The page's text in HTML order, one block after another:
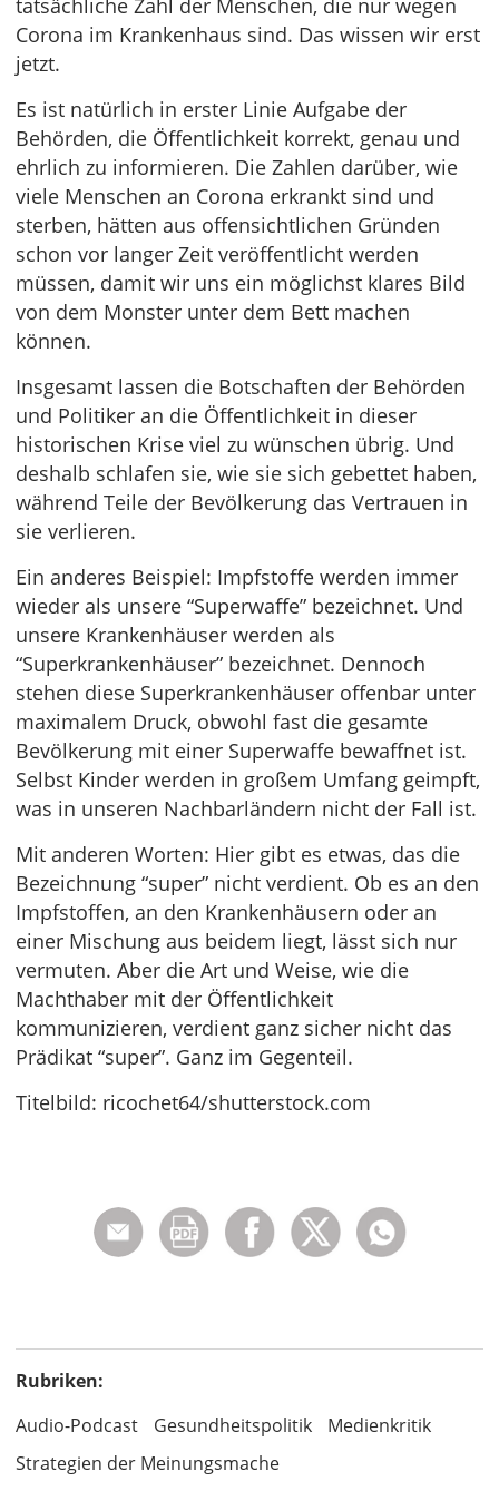
tatsächliche Zahl der Menschen, die nur wegen
Corona im Krankenhaus sind. Das wissen wir erst
jetzt.
Es ist natürlich in erster Linie Aufgabe der
Behörden, die Öffentlichkeit korrekt, genau und
ehrlich zu informieren. Die Zahlen darüber, wie
viele Menschen an Corona erkrankt sind und
sterben, hätten aus offensichtlichen Gründen
schon vor langer Zeit veröffentlicht werden
müssen, damit wir uns ein möglichst klares Bild
von dem Monster unter dem Bett machen
können.
Insgesamt lassen die Botschaften der Behörden
und Politiker an die Öffentlichkeit in dieser
historischen Krise viel zu wünschen übrig. Und
deshalb schlafen sie, wie sie sich gebettet haben,
während Teile der Bevölkerung das Vertrauen in
sie verlieren.
Ein anderes Beispiel: Impfstoffe werden immer
wieder als unsere “Superwaffe” bezeichnet. Und
unsere Krankenhäuser werden als
“Superkrankenhäuser” bezeichnet. Dennoch
stehen diese Superkrankenhäuser offenbar unter
maximalem Druck, obwohl fast die gesamte
Bevölkerung mit einer Superwaffe bewaffnet ist.
Selbst Kinder werden in großem Umfang geimpft,
was in unseren Nachbarländern nicht der Fall ist.
Mit anderen Worten: Hier gibt es etwas, das die
Bezeichnung “super” nicht verdient. Ob es an den
Impfstoffen, an den Krankenhäusern oder an
einer Mischung aus beidem liegt, lässt sich nur
vermuten. Aber die Art und Weise, wie die
Machthaber mit der Öffentlichkeit
kommunizieren, verdient ganz sicher nicht das
Prädikat “super”. Ganz im Gegenteil.
Titelbild: ricochet64/shutterstock.com
Rubriken:
Audio-Podcast
Gesundheitspolitik
Medienkritik
Strategien der Meinungsmache